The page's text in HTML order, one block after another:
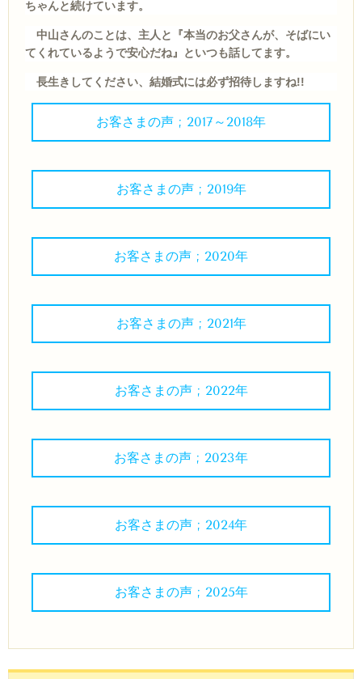
ちゃんと続けています。
中山さんのことは、主人と『本当のお父さんが、そばにい
てくれているようで安心だね』といつも話してます。
長生きしてください、結婚式には必ず招待しますね!!
お客さまの声 ; 2017～2018年
お客さまの声 ; 2019年
お客さまの声 ; 2020年
お客さまの声 ; 2021年
お客さまの声 ; 2022年
お客さまの声 ; 2023年
お客さまの声 ; 2024年
お客さまの声 ; 2025年